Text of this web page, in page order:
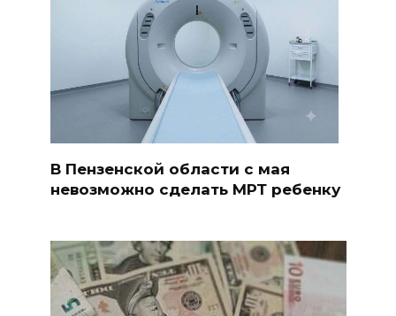
В Пензенской области с мая
невозможно сделать МРТ ребенку